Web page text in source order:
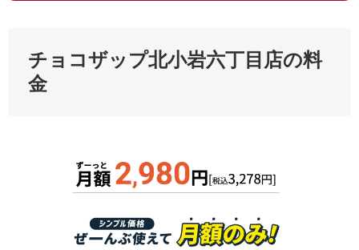
チョコザップ北小岩六丁目店の料
金